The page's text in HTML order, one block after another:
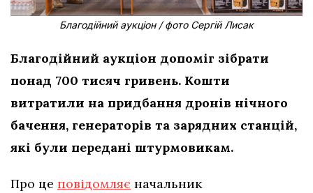
Благодійний аукціон / фото Сергій Лисак
Благодійний аукціон допоміг зібрати
понад 700 тисяч гривень. Кошти
витратили на придбання дронів нічного
бачення, генераторів та зарядних станцій,
які були передані штурмовикам.
Про це повідомляє начальник